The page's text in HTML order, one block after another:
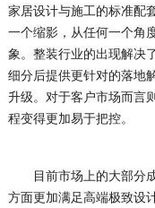
家居设计与施工的标准配
一个缩影，从任何一个角
象。整装行业的出现解决
细分后提供更针对的落地
升级。对于客户市场而言
程变得更加易于把控。
目前市场上的大部分
方面更加满足高端极致设